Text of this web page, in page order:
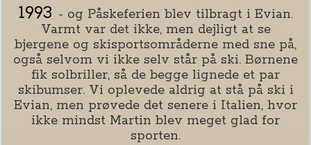
1993 - og Påskeferien blev tilbragt i Evian.
Varmt var det ikke, men dejligt at se
bjergene og skisportsområderne med sne på,
også selvom vi ikke selv står på ski. Børnene
fik solbriller, så de begge lignede et par
skibumser. Vi oplevede aldrig at stå på ski i
Evian, men prøvede det senere i Italien, hvor
ikke mindst Martin blev meget glad for
sporten.